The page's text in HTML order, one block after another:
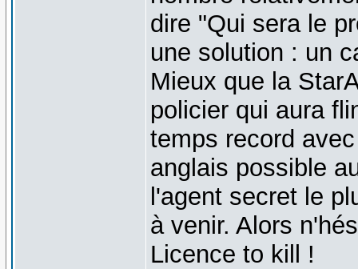
dire "Qui sera le
une solution : un
Mieux que la
policier qui aura
temps record
anglais possible
l'agent secret le
à venir. Alors
Licence to kill !